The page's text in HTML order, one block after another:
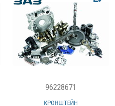
96228671
КРОНШТЕЙН